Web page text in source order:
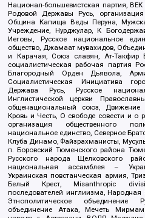
Национал-большевистская партия,
Родовой Державы Русь,
Община Капища Веды Перуна,
Учреждение, Нурджулар, К
Иеговы, Русское национальное
общество, Джамаат мувахидов,
и Карачая, Союз славян, Ат-Такфир
социалистическая рабочая партия
Благородный Орден Дьявола,
Социалистическая Инициатива
Держава Русь, Русское
Инглистической церкви
общенациональный союз, Движение
Кровь и Честь, О свободе совести и о
организация общественного
национальное единство, Северное
Клуба Динамо, Файзрахманисты,
п. Боровский Тюменского района
Русского народа Щелковского
национальная ассамблея –
Украинская повстанческая армия,
Белый Крест, Misanthropic
последователей инглиизма,
Этнополитическое объединение
объединение Атака, Мечеть